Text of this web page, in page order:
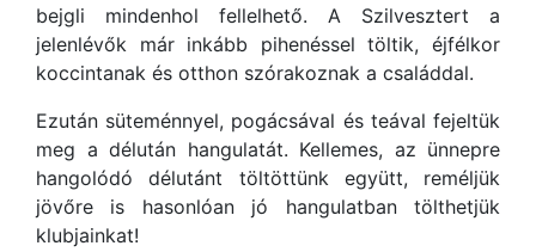
bejgli mindenhol fellelhető. A Szilvesztert a
jelenlévők már inkább pihenéssel töltik, éjfélkor
koccintanak és otthon szórakoznak a családdal.
Ezután süteménnyel, pogácsával és teával fejeltük
meg a délután hangulatát. Kellemes, az ünnepre
hangolódó délutánt töltöttünk együtt, reméljük
jövőre is hasonlóan jó hangulatban tölthetjük
klubjainkat!